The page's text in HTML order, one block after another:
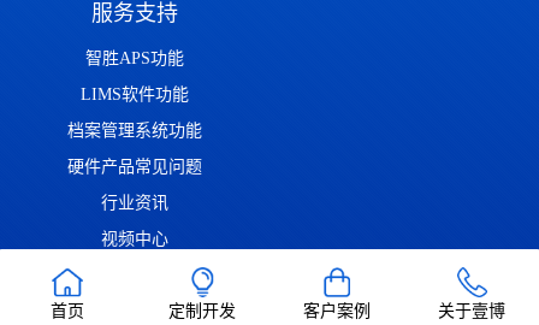
首页 定制开发 客户案例 关于壹博
服务支持
智胜APS功能
LIMS软件功能
档案管理系统功能
硬件产品常见问题
行业资讯
视频中心